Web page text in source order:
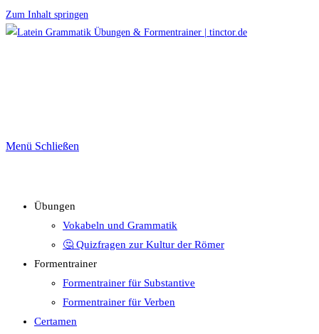
Zum Inhalt springen
Menü Schließen
Übungen
Vokabeln und Grammatik
🤔 Quizfragen zur Kultur der Römer
Formentrainer
Formentrainer für Substantive
Formentrainer für Verben
Certamen